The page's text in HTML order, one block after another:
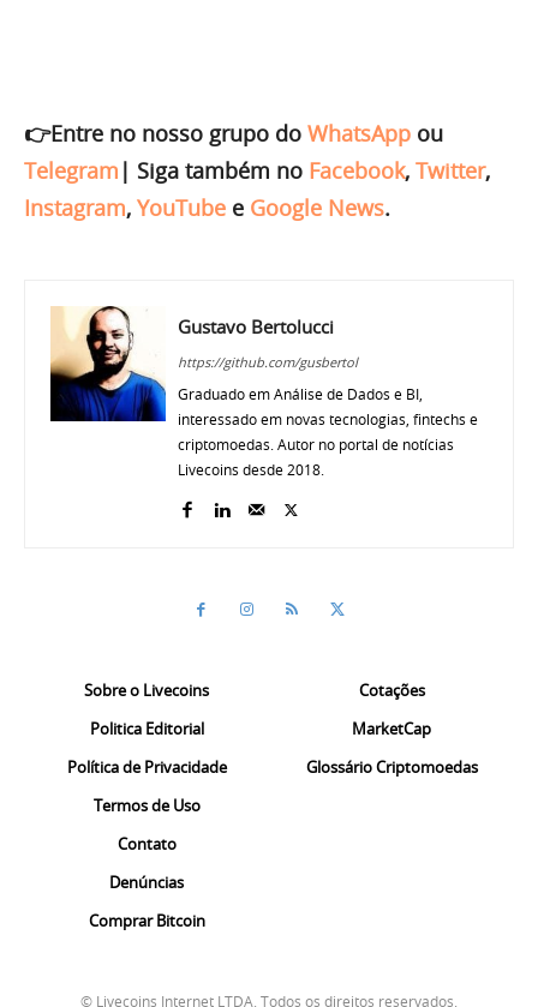
👉Entre no nosso grupo do WhatsApp ou
Telegram | Siga também no Facebook, Twitter,
Instagram, YouTube e Google News.
Gustavo Bertolucci
https://github.com/gusbertol
Graduado em Análise de Dados e BI,
interessado em novas tecnologias, fintechs e
criptomoedas. Autor no portal de notícias
Livecoins desde 2018.
Sobre o Livecoins
Politica Editorial
Política de Privacidade
Termos de Uso
Contato
Denúncias
Comprar Bitcoin
Cotações
MarketCap
Glossário Criptomoedas
© Livecoins Internet LTDA. Todos os direitos reservados.